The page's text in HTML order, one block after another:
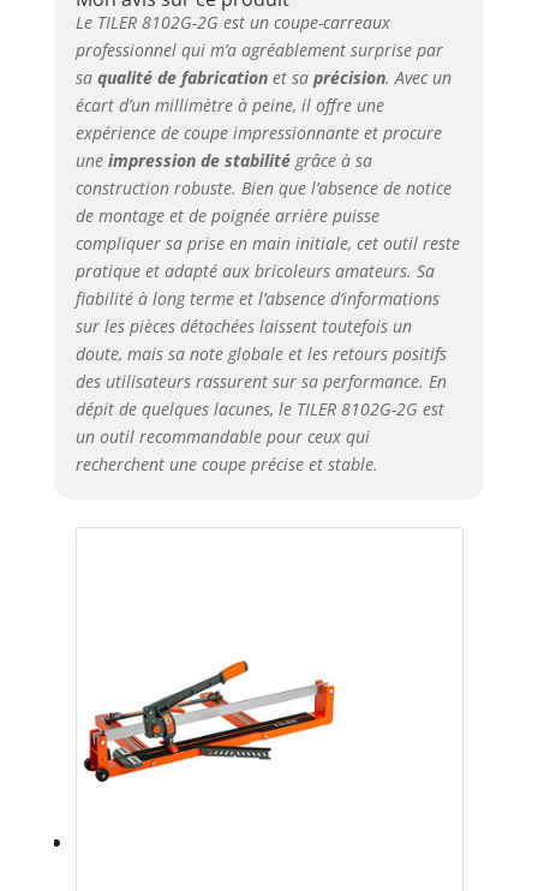
Le TILER 8102G-2G est un coupe-carreaux
professionnel qui m’a agréablement surprise par
sa qualité de fabricationet sa précision. Avec un
écart d’un millimètre à peine, il offre une
expérience de coupe impressionnante et procure
une impression de stabilitégrâce à sa
construction robuste. Bien que l’absence de notice
de montage et de poignée arrière puisse
compliquer sa prise en main initiale, cet outil reste
pratique et adapté aux bricoleurs amateurs. Sa
fiabilité à long terme et l’absence d’informations
sur les pièces détachées laissent toutefois un
doute, mais sa note globale et les retours positifs
des utilisateurs rassurent sur sa performance. En
dépit de quelques lacunes, le TILER 8102G-2G est
un outil recommandable pour ceux qui
recherchent une coupe précise et stable.